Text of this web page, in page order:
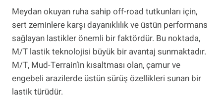
Meydan okuyan ruha sahip off-road tutkunları için,
sert zeminlere karşı dayanıklılık ve üstün performans
sağlayan lastikler önemli bir faktördür. Bu noktada,
M/T lastik teknolojisi büyük bir avantaj sunmaktadır.
M/T, Mud-Terrain’in kısaltması olan, çamur ve
engebeli arazilerde üstün sürüş özellikleri sunan bir
lastik türüdür.